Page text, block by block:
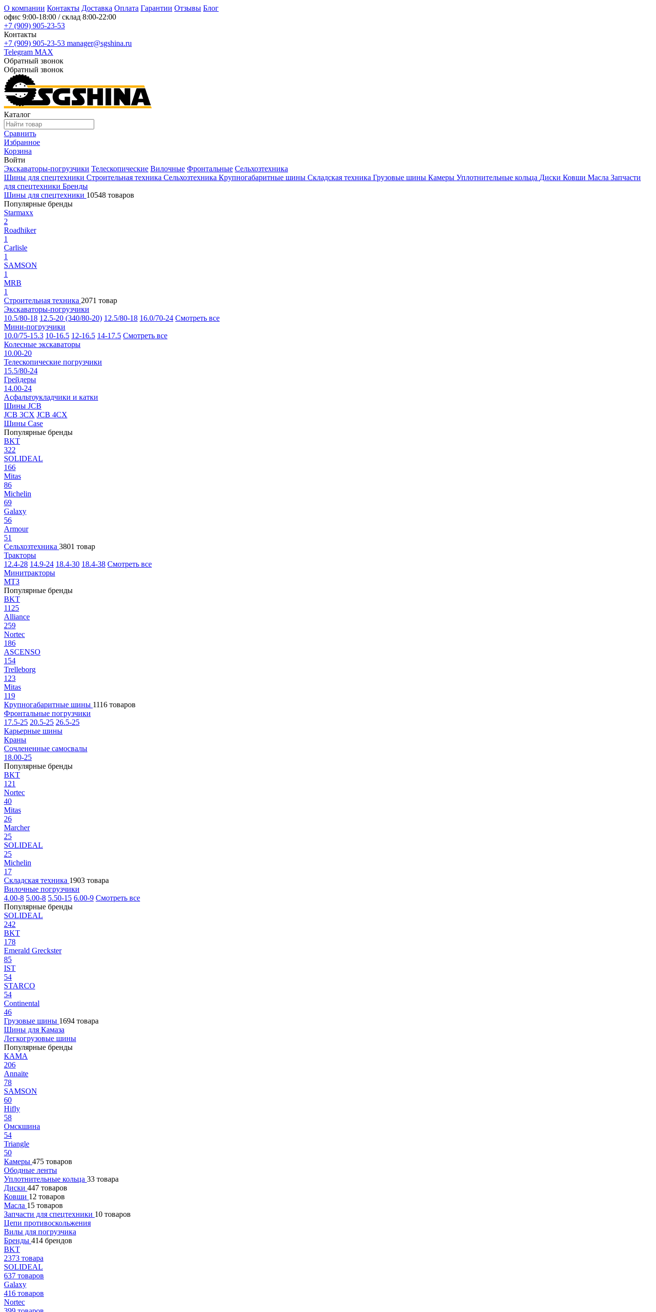
О компании Контакты Доставка Оплата Гарантии Отзывы Блог
офис 9:00-18:00 / склад 8:00-22:00
+7 (909) 905-23-53
Контакты
+7 (909) 905-23-53 manager@sgshina.ru
Telegram MAX
Обратный звонок
Обратный звонок
Каталог
Сравнить
Избранное
Корзина
Войти
Экскаваторы-погрузчики Телескопические Вилочные Фронтальные Сельхозтехника
Шины для спецтехники Строительная техника Сельхозтехника Крупногабаритные шины Складская техника Грузовые шины Камеры Уплотнительные кольца Диски Ковши Масла Запчасти
для спецтехники Бренды
Шины для спецтехники 10548 товаров
Популярные бренды
Starmaxx
2
Roadhiker
1
Carlisle
1
SAMSON
1
MRB
1
Строительная техника 2071 товар
Экскаваторы-погрузчики
10.5/80-18 12.5-20 (340/80-20) 12.5/80-18 16.0/70-24 Смотреть все
Мини-погрузчики
10.0/75-15.3 10-16.5 12-16.5 14-17.5 Смотреть все
Колесные экскаваторы
10.00-20
Телескопические погрузчики
15.5/80-24
Грейдеры
14.00-24
Асфальтоукладчики и катки
Шины JCB
JCB 3CX JCB 4CX
Шины Case
Популярные бренды
BKT
322
SOLIDEAL
166
Mitas
86
Michelin
69
Galaxy
56
Armour
51
Сельхозтехника 3801 товар
Тракторы
12.4-28 14.9-24 18.4-30 18.4-38 Смотреть все
Минитракторы
МТЗ
Популярные бренды
BKT
1125
Alliance
259
Nortec
186
ASCENSO
154
Trelleborg
123
Mitas
119
Крупногабаритные шины 1116 товаров
Фронтальные погрузчики
17.5-25 20.5-25 26.5-25
Карьерные шины
Краны
Сочлененные самосвалы
18.00-25
Популярные бренды
BKT
121
Nortec
40
Mitas
26
Marcher
25
SOLIDEAL
25
Michelin
17
Складская техника 1903 товара
Вилочные погрузчики
4.00-8 5.00-8 5.50-15 6.00-9 Смотреть все
Популярные бренды
SOLIDEAL
242
BKT
178
Emerald Greckster
85
IST
54
STARCO
54
Continental
46
Грузовые шины 1694 товара
Шины для Камаза
Легкогрузовые шины
Популярные бренды
КАМА
206
Annaite
78
SAMSON
60
Hifly
58
Омскшина
54
Triangle
50
Камеры 475 товаров
Ободные ленты
Уплотнительные кольца 33 товара
Диски 447 товаров
Ковши 12 товаров
Масла 15 товаров
Запчасти для спецтехники 10 товаров
Цепи противоскольжения
Вилы для погрузчика
Бренды 414 брендов
BKT
2373 товара
SOLIDEAL
637 товаров
Galaxy
416 товаров
Nortec